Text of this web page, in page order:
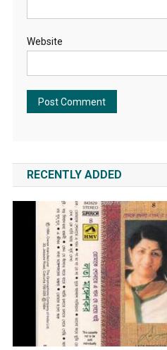
Website
RECENTLY ADDED